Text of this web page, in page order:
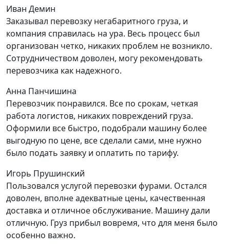
Иван Демин
Заказывал перевозку негабаритного груза, и
компания справилась на ура. Весь процесс был
организован четко, никаких проблем не возникло.
Сотрудничеством доволен, могу рекомендовать
перевозчика как надежного.
Анна Панчишина
Перевозчик понравился. Все по срокам, четкая
работа логистов, никаких повреждений груза.
Оформили все быстро, подобрали машину более
выгодную по цене, все сделали сами, мне нужно
было подать заявку и оплатить по тарифу.
Игорь Прушинский
Пользовался услугой перевозки фурами. Остался
доволен, вполне адекватные цены, качественная
доставка и отличное обслуживание. Машину дали
отличную. Груз прибыл вовремя, что для меня было
особенно важно.